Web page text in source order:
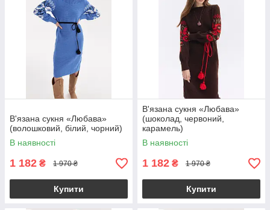
В'язана сукня «Любава»
(волошковий, білий, чорний)
В наявності
1 182 ₴ 1 970 ₴
Купити
В'язана сукня «Любава»
(шоколад, червоний,
карамель)
В наявності
1 182 ₴ 1 970 ₴
Купити